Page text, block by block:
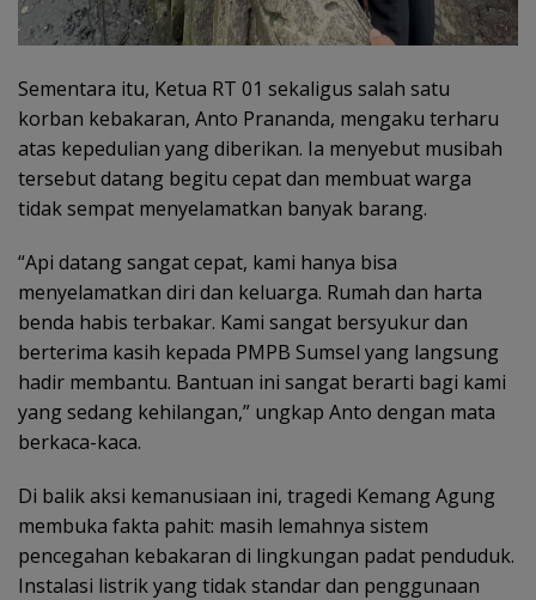
Sementara itu, Ketua RT 01 sekaligus salah satu
korban kebakaran, Anto Prananda, mengaku terharu
atas kepedulian yang diberikan. Ia menyebut musibah
tersebut datang begitu cepat dan membuat warga
tidak sempat menyelamatkan banyak barang.
“Api datang sangat cepat, kami hanya bisa
menyelamatkan diri dan keluarga. Rumah dan harta
benda habis terbakar. Kami sangat bersyukur dan
berterima kasih kepada PMPB Sumsel yang langsung
hadir membantu. Bantuan ini sangat berarti bagi kami
yang sedang kehilangan,” ungkap Anto dengan mata
berkaca-kaca.
Di balik aksi kemanusiaan ini, tragedi Kemang Agung
membuka fakta pahit: masih lemahnya sistem
pencegahan kebakaran di lingkungan padat penduduk.
Instalasi listrik yang tidak standar dan penggunaan